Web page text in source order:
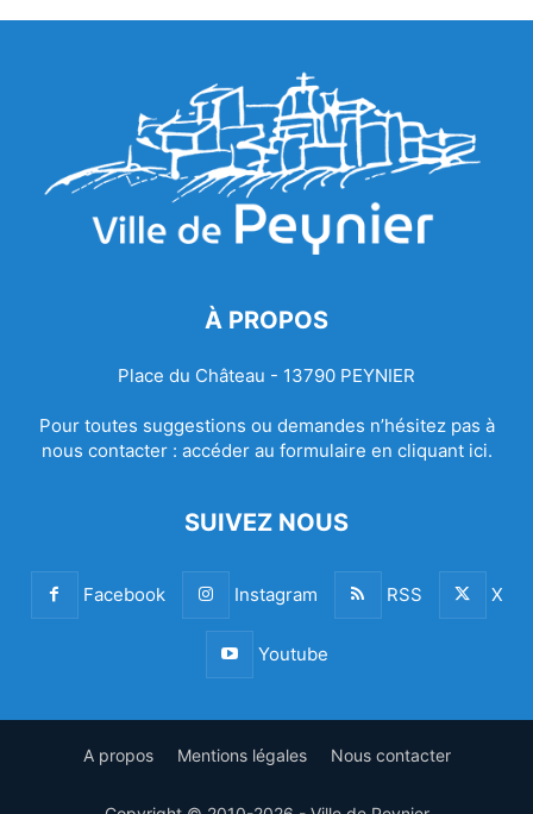
À PROPOS
Place du Château - 13790 PEYNIER
Pour toutes suggestions ou demandes n’hésitez pas à
nous contacter : accéder au formulaire en cliquant ici.
SUIVEZ NOUS
Facebook Instagram RSS X
Youtube
A propos Mentions légales Nous contacter